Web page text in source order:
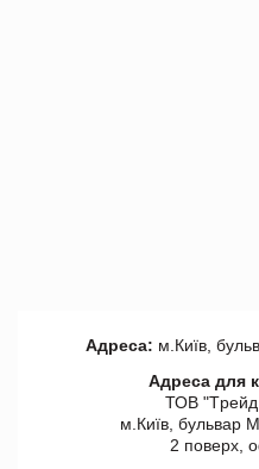
Адреса: м.Київ,
Адреса для
ТОВ
м.Київ, бульвар
2 поверх,